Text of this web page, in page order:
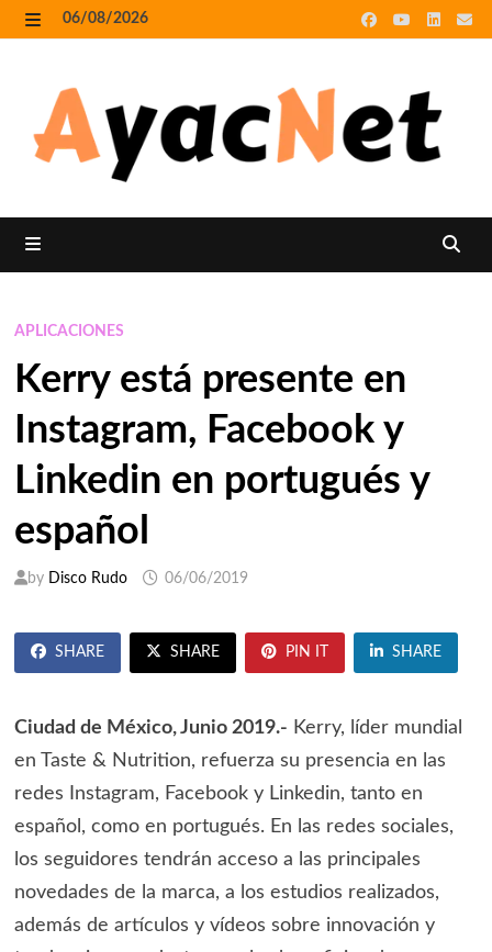
Skip
to
06/08/2026
APLICACIONES
Kerry está presente en
Instagram, Facebook y
Linkedin en portugués y
español
by Disco Rudo 06/06/2019
SHARE SHARE PIN IT SHARE
Ciudad de México, Junio 2019.- Kerry, líder mundial
en Taste & Nutrition, refuerza su presencia en las
redes Instagram, Facebook y Linkedin, tanto en
español, como en portugués. En las redes sociales,
los seguidores tendrán acceso a las principales
novedades de la marca, a los estudios realizados,
además de artículos y vídeos sobre innovación y